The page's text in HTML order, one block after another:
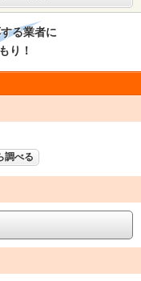
る業者に
り！
調べる